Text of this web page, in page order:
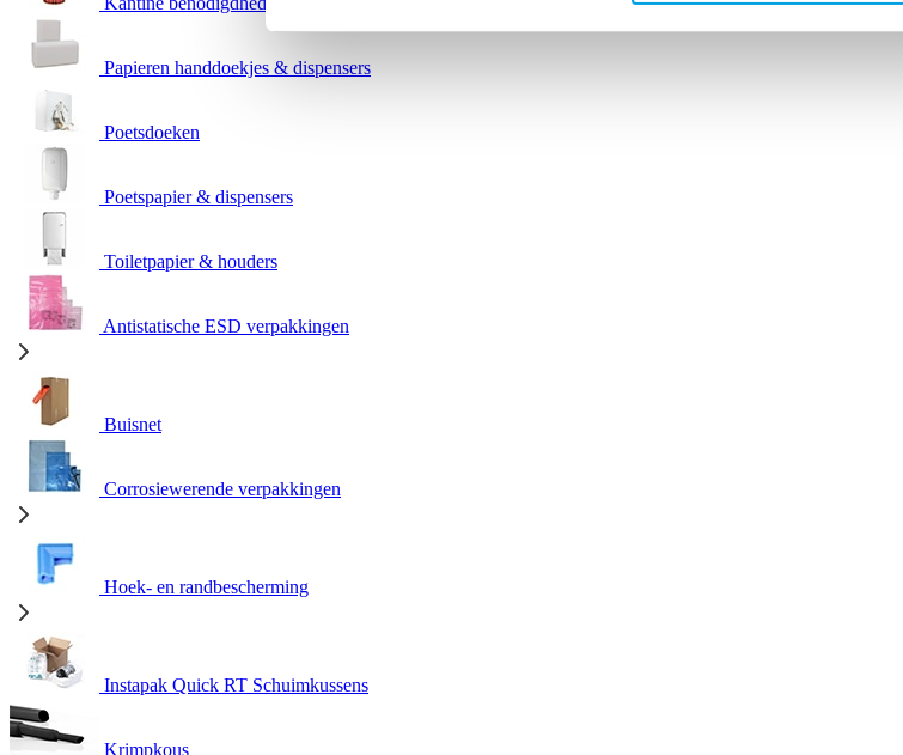
Papieren handdoekjes & dispensers
Poetsdoeken
Poetspapier & dispensers
Toiletpapier & houders
Antistatische ESD verpakkingen
Buisnet
Corrosiewerende verpakkingen
Hoek- en randbescherming
Instapak Quick RT Schuimkussens
Krimpkous